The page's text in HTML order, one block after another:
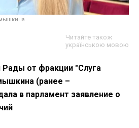
Читайте також
українською мовою
Рады от фракции "Слуга
(ранее –
в парламент заявление о